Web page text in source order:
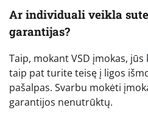
Ar individuali veikla
garantijas?
Taip, mokant VSD įmokas,
taip pat turite teisę į ligos
pašalpas. Svarbu mokėti
garantijos nenutrūktų.